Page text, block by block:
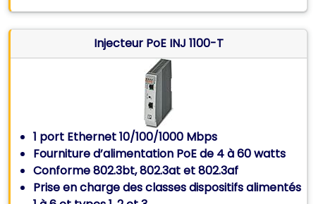
Injecteur PoE INJ 1100-T
1 port Ethernet 10/100/1000 Mbps
Fourniture d’alimentation PoE de 4 à 60 watts
Conforme 802.3bt, 802.3at et 802.3af
Prise en charge des classes dispositifs alimentés